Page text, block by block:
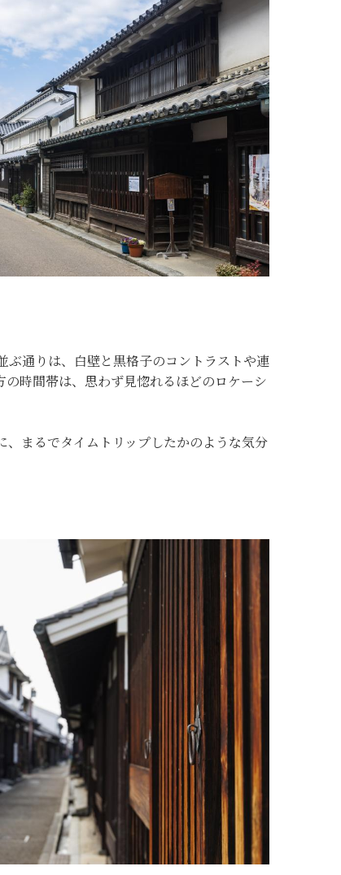
通りは、白壁と黒格子のコントラストや連
時間帯は、思わず見惚れるほどのロケーシ
、まるでタイムトリップしたかのような気分